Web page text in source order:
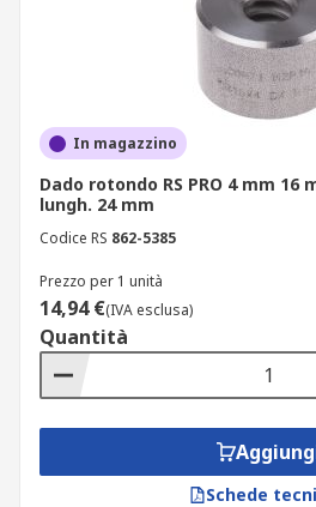
In magazzino
Dado rotondo RS PRO 4 mm 16
lungh. 24 mm
Codice RS 862-5385
Prezzo per 1 unità
14,94 €(IVA esclusa)
Quantità
Schede